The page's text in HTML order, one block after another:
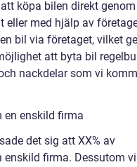
köpa bilen direkt genom
eller med hjälp av
bil via företaget, vilket
att byta bil
nackdelar som vi
enskild firma
det sig att XX% av
firma. Dessutom